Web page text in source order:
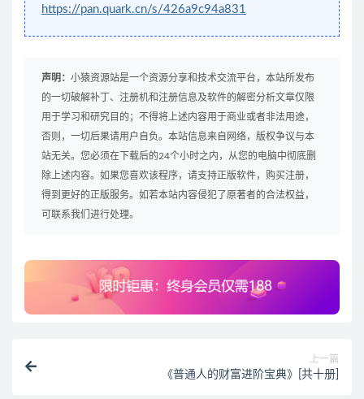
https://pan.quark.cn/s/426a9c94a831
声明： 小猿资源站是一个资源分享和技术交流平台，本站所发布
的一切破解补丁、注册机和注册信息及软件的解密分析文章仅限
用于学习和研究目的；不得将上述内容用于商业或者非法用途，
否则，一切后果请用户自负。本站信息来自网络，版权争议与本
站无关。您必须在下载后的24个小时之内，从您的电脑中彻底删
除上述内容。如果您喜欢该程序，请支持正版软件，购买注册，
得到更好的正版服务。如若本站内容侵犯了原著者的合法权益，
可联系我们进行处理。
上一篇
《普通人的财富进阶宝典》[共十册]